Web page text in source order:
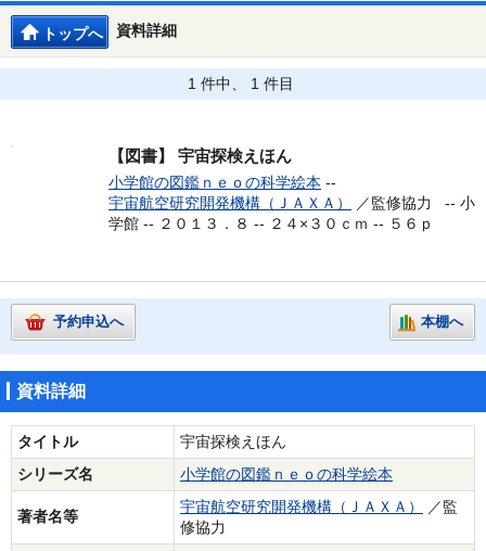
資料詳細
トップへ
1 件中、 1 件目
【図書】 宇宙探検えほん
小学館の図鑑ｎｅｏの科学絵本 --
宇宙航空研究開発機構（ＪＡＸＡ）
／監修協力 -- 小
学館 -- ２０１３．８ -- ２４×３０ｃｍ -- ５６ｐ
予約申込へ 本棚へ
資料詳細
タイトル
宇宙探検えほん
シリーズ名
小学館の図鑑ｎｅｏの科学絵本
著者名等
宇宙航空研究開発機構（ＪＡＸＡ）
／監
修協力